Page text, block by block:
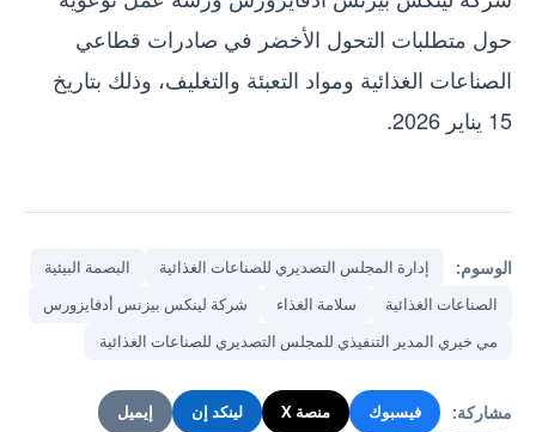
حول متطلبات التحول الأخضر في صادرات قطاعي
الصناعات الغذائية ومواد التعبئة والتغليف، وذلك بتاريخ
15 يناير 2026.
الوسوم: إدارة المجلس التصديري للصناعات الغذائية
البصمة البيئية
الصناعات الغذائية
سلامة الغذاء
شركة لينكس بيزنس أدفايزورس
مي خيري المدير التنفيذي للمجلس التصديري للصناعات الغذائية
مشاركة: فيسبوك منصة X لينكد إن إيميل